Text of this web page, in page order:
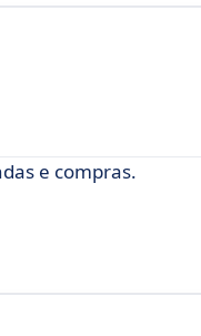
e compras.